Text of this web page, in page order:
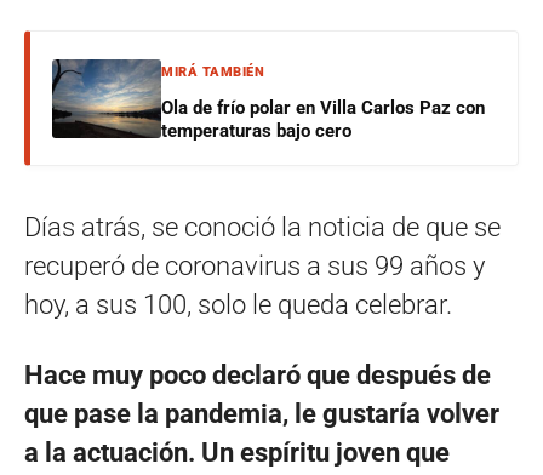
MIRÁ TAMBIÉN
Ola de frío polar en Villa Carlos Paz con
temperaturas bajo cero
Días atrás, se conoció la noticia de que se
recuperó de coronavirus a sus 99 años y
hoy, a sus 100, solo le queda celebrar.
Hace muy poco declaró que después de
que pase la pandemia, le gustaría volver
a la actuación. Un espíritu joven que